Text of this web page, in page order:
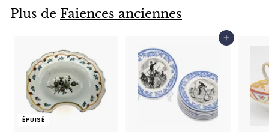
.
0
0
Plus de Faiences anciennes
ÉPUISÉ
Ajouter au panier